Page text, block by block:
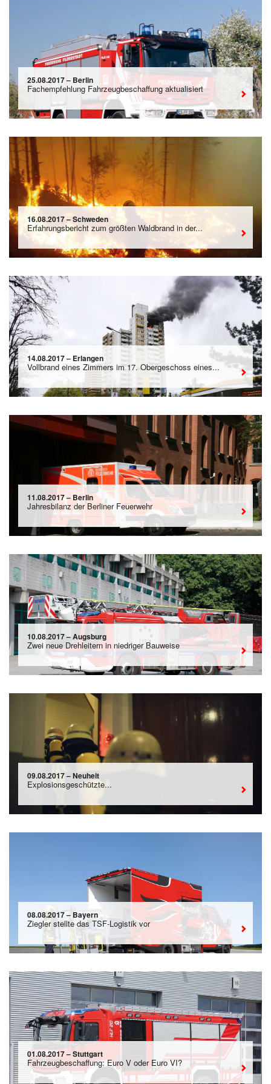
25.08.2017 – Berlin
Fachempfehlung Fahrzeugbeschaffung aktualisiert
16.08.2017 – Schweden
Erfahrungsbericht zum größten Waldbrand in der...
14.08.2017 – Erlangen
Vollbrand eines Zimmers im 17. Obergeschoss eines...
11.08.2017 – Berlin
Jahresbilanz der Berliner Feuerwehr
10.08.2017 – Augsburg
Zwei neue Drehleitern in niedriger Bauweise
09.08.2017 – Neuheit
Explosionsgeschützte...
08.08.2017 – Bayern
Ziegler stellte das TSF-Logistik vor
01.08.2017 – Stuttgart
Fahrzeugbeschaffung: Euro V oder Euro VI?